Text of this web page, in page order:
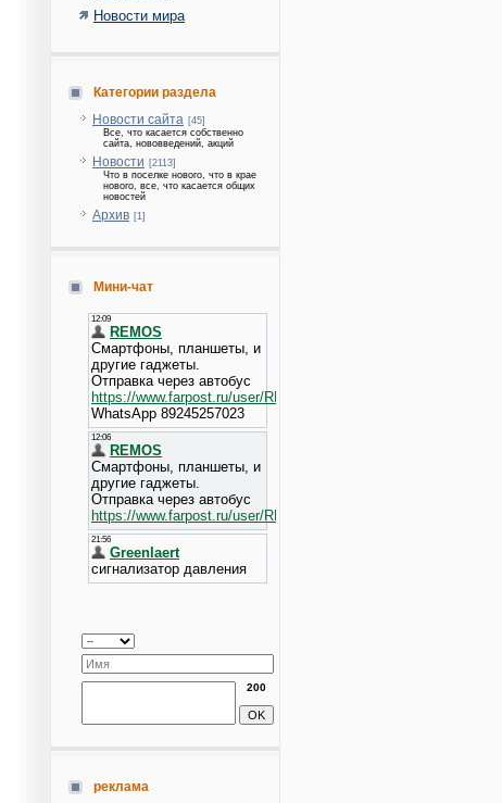
Новости мира
Категории раздела
Новости сайта [45]
Все, что касается собственно
сайта, нововведений, акций
Новости [2113]
Что в поселке нового, что в крае
нового, все, что касается общих
новостей
Архив [1]
Мини-чат
200
реклама